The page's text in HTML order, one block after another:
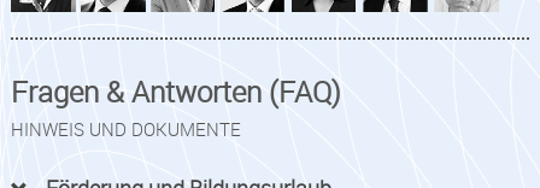
Fragen & Antworten (FAQ)
HINWEIS UND DOKUMENTE